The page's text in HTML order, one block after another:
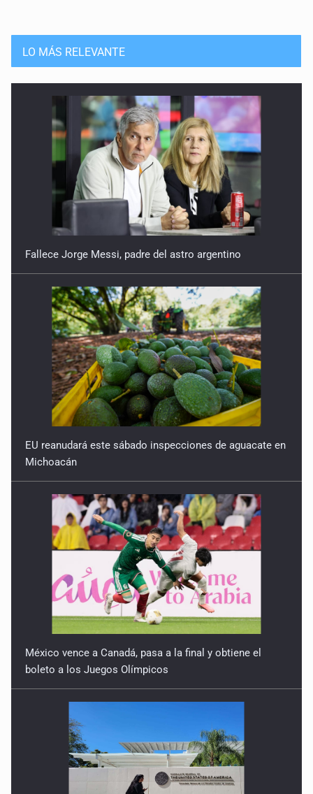
LO MÁS RELEVANTE
Fallece Jorge Messi, padre del astro argentino
EU reanudará este sábado inspecciones de aguacate en
Michoacán
México vence a Canadá, pasa a la final y obtiene el
boleto a los Juegos Olímpicos